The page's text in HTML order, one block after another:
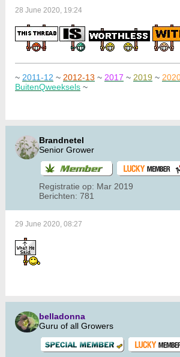
28 June 2020, 19:24
~ 2011-12 ~ 2012-13 ~ 2017 ~ 2019 ~
BuitenQweeksels ~
Brandnetel
Senior Grower
Registratie op: Mar 2019
Berichten: 781
29 June 2020, 08:27
belladonna
Guru of all Growers